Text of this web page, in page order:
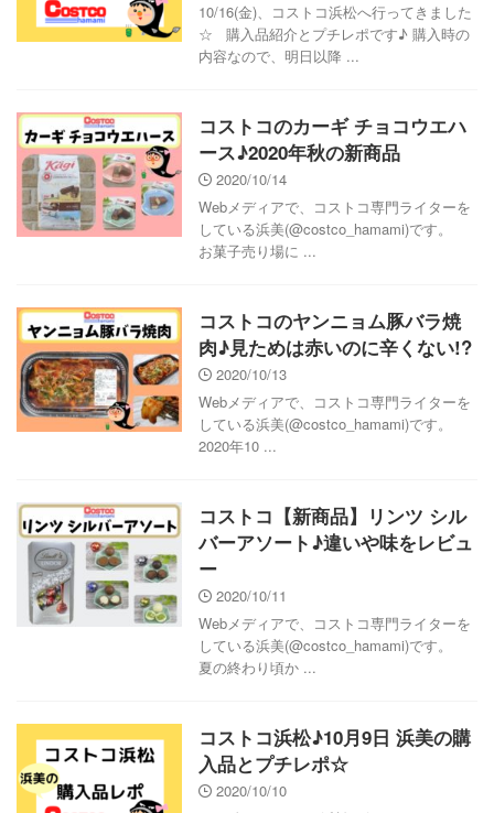
10/16(金)、コストコ浜松へ行ってきました
☆ 購入品紹介とプチレポです♪ 購入時の
内容なので、明日以降 ...
コストコのカーギ チョコウエハ
ース♪2020年秋の新商品
2020/10/14
Webメディアで、コストコ専門ライターを
している浜美(@costco_hamami)です。
お菓子売り場に ...
コストコのヤンニョム豚バラ焼
肉♪見ためは赤いのに辛くない!?
2020/10/13
Webメディアで、コストコ専門ライターを
している浜美(@costco_hamami)です。
2020年10 ...
コストコ【新商品】リンツ シル
バーアソート♪違いや味をレビュ
ー
2020/10/11
Webメディアで、コストコ専門ライターを
している浜美(@costco_hamami)です。
夏の終わり頃か ...
コストコ浜松♪10月9日 浜美の購
入品とプチレポ☆
2020/10/10